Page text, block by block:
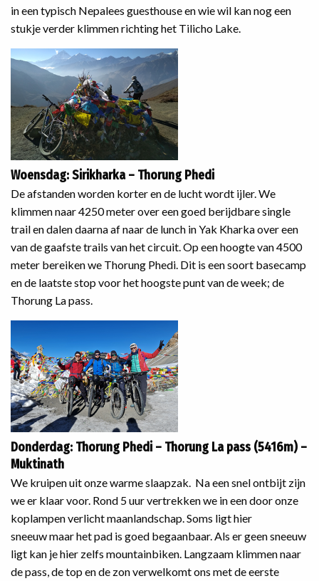
in een typisch Nepalees guesthouse en wie wil kan nog een
stukje verder klimmen richting het Tilicho Lake.
Woensdag: Sirikharka – Thorung Phedi
De afstanden worden korter en de lucht wordt ijler. We
klimmen naar 4250 meter over een goed berijdbare single
trail en dalen daarna af naar de lunch in Yak Kharka over een
van de gaafste trails van het circuit. Op een hoogte van 4500
meter bereiken we Thorung Phedi. Dit is een soort basecamp
en de laatste stop voor het hoogste punt van de week; de
Thorung La pass.
Donderdag: Thorung Phedi – Thorung La pass (5416m) –
Muktinath
We kruipen uit onze warme slaapzak. Na een snel ontbijt zijn
we er klaar voor. Rond 5 uur vertrekken we in een door onze
koplampen verlicht maanlandschap. Soms ligt hier
sneeuw maar het pad is goed begaanbaar. Als er geen sneeuw
ligt kan je hier zelfs mountainbiken. Langzaam klimmen naar
de pass, de top en de zon verwelkomt ons met de eerste